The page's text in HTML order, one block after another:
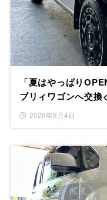
「夏はやっぱり
ブリィワゴンへ交換
2026年8月4日